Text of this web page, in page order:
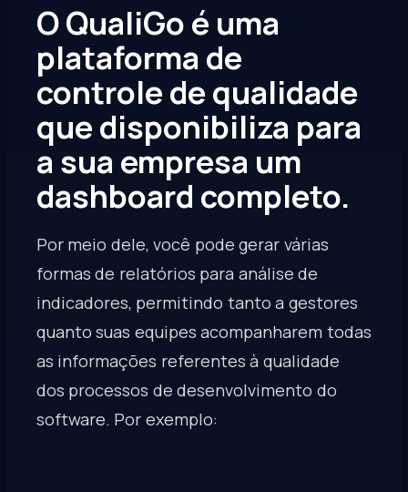
O QualiGo é uma
plataforma de
controle de qualidade
que disponibiliza para
a sua empresa um
dashboard completo.
Por meio dele, você pode gerar várias
formas de relatórios para análise de
indicadores, permitindo tanto a gestores
quanto suas equipes acompanharem todas
as informações referentes à qualidade
dos processos de desenvolvimento do
software. Por exemplo: